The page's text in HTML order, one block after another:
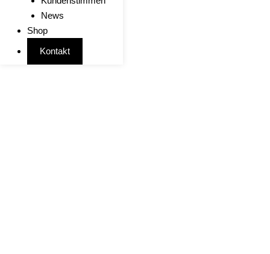
News
Shop
Kontakt